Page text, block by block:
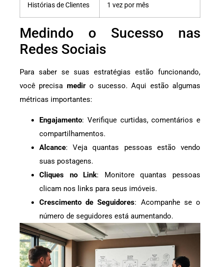
Histórias de Clientes 1 vez por mês
Medindo o Sucesso nas
Redes Sociais
Para saber se suas estratégias estão funcionando,
você precisa mediro sucesso. Aqui estão algumas
métricas importantes:
Engajamento: Verifique curtidas, comentários e
compartilhamentos.
Alcance: Veja quantas pessoas estão vendo
suas postagens.
Cliques no Link: Monitore quantas pessoas
clicam nos links para seus imóveis.
Crescimento de Seguidores: Acompanhe se o
número de seguidores está aumentando.